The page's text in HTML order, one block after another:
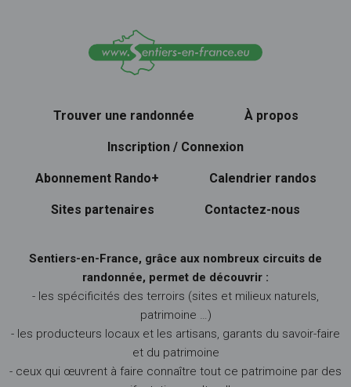
Trouver une randonnée À propos
Inscription / Connexion
Abonnement Rando+ Calendrier randos
Sites partenaires Contactez-nous
Sentiers-en-France, grâce aux nombreux circuits de
randonnée, permet de découvrir :
- les spécificités des terroirs (sites et milieux naturels,
patrimoine …)
- les producteurs locaux et les artisans, garants du savoir-faire
et du patrimoine
- ceux qui œuvrent à faire connaître tout ce patrimoine par des